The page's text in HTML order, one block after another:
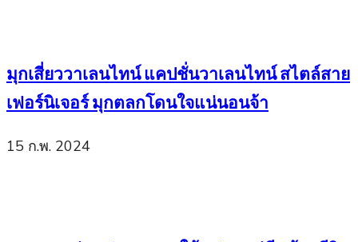
มุกเสี่ยววาเลนไทน์ แคปชั่นวาเลนไทน์ สไตล์สาย
เฟอร์นิเจอร์ มุกตลกโดนใจแน่นอนจ้า
15 ก.พ. 2024